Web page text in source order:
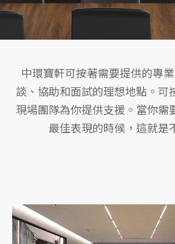
中環寶軒可按著需要提供的專
談、協助和面試的理想地點。可
現場團隊為你提供支援。當你需
最佳表現的時候，這就是